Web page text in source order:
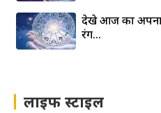
देखे आज का
रंग…
लाइफ स्टाइल